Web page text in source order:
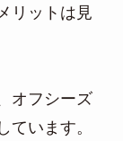
リットは見
オフシーズ
ています。